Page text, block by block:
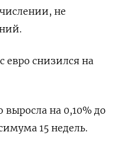
не
евро снизился на
выросла на 0,10% до
15 недель.